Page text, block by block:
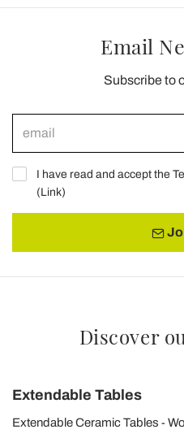
Email
Subscribe to
I have read and accept the
(Link)
Discover
Extendable Tables
Extendable Ceramic Tables